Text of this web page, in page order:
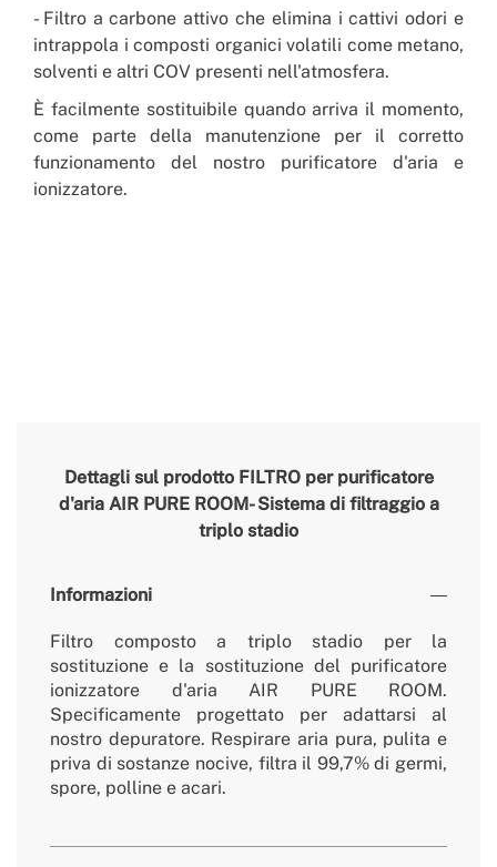
- Filtro a carbone attivo che elimina i cattivi odori e
intrappola i composti organici volatili come metano,
solventi e altri COV presenti nell'atmosfera.
È facilmente sostituibile quando arriva il momento,
come parte della manutenzione per il corretto
funzionamento del nostro purificatore d'aria e
ionizzatore.
Dettagli sul prodotto FILTRO per purificatore
d'aria AIR PURE ROOM- Sistema di filtraggio a
triplo stadio
Informazioni
Filtro composto a triplo stadio per la
sostituzione e la sostituzione del purificatore
ionizzatore d'aria AIR PURE ROOM.
Specificamente progettato per adattarsi al
nostro depuratore. Respirare aria pura, pulita e
priva di sostanze nocive, filtra il 99,7% di germi,
spore, polline e acari.